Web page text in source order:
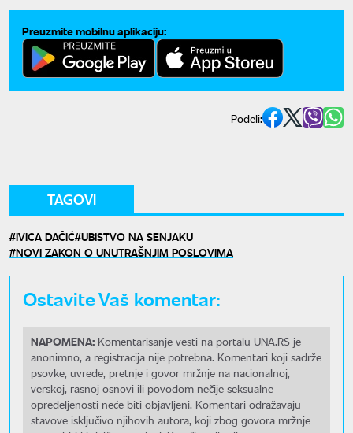
Preuzmite mobilnu aplikaciju:
Podeli:
TAGOVI
IVICA DAČIĆ UBISTVO NA SENJAKU
NOVI ZAKON O UNUTRAŠNJIM POSLOVIMA
Ostavite Vaš komentar:
NAPOMENA: Komentarisanje vesti na portalu UNA.RS je
anonimno, a registracija nije potrebna. Komentari koji sadrže
psovke, uvrede, pretnje i govor mržnje na nacionalnoj,
verskoj, rasnoj osnovi ili povodom nečije seksualne
opredeljenosti neće biti objavljeni. Komentari odražavaju
stavove isključivo njihovih autora, koji zbog govora mržnje